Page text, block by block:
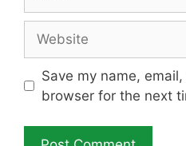
Save my name,
browser for the next